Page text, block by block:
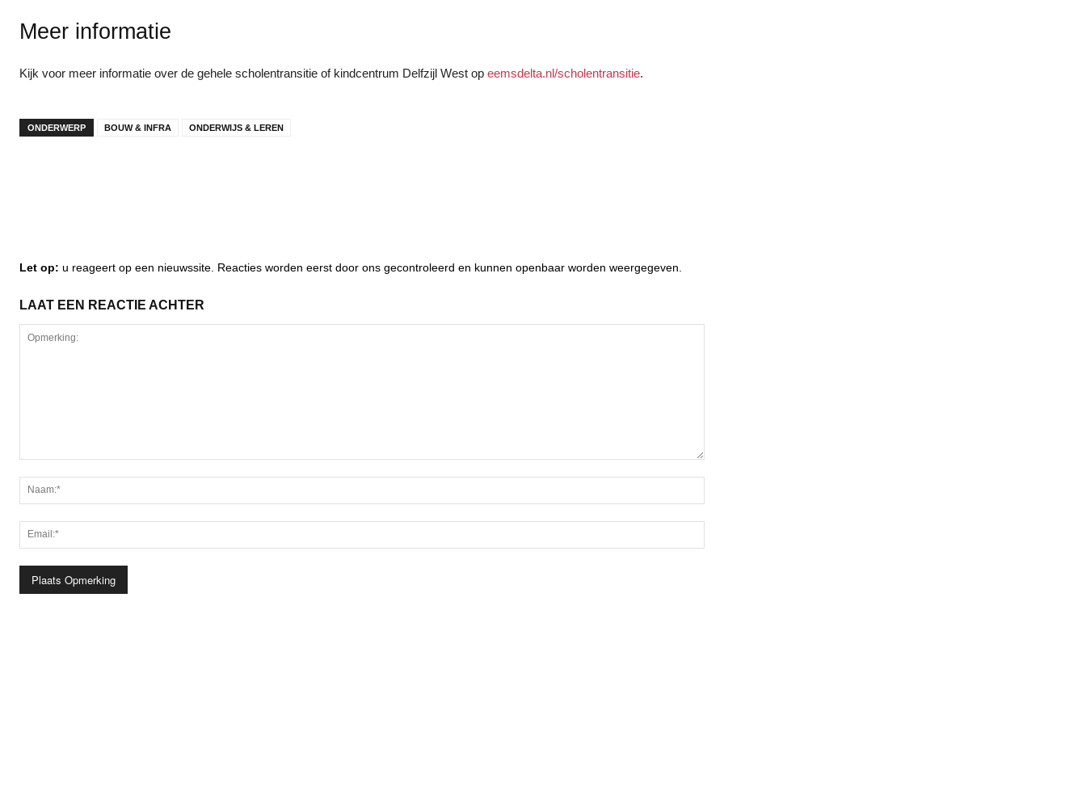
Meer informatie
Kijk voor meer informatie over de gehele scholentransitie of kindcentrum Delfzijl West op eemsdelta.nl/scholentransitie.
ONDERWERP BOUW & INFRA ONDERWIJS & LEREN
Let op: u reageert op een nieuwssite. Reacties worden eerst door ons gecontroleerd en kunnen openbaar worden weergegeven.
LAAT EEN REACTIE ACHTER